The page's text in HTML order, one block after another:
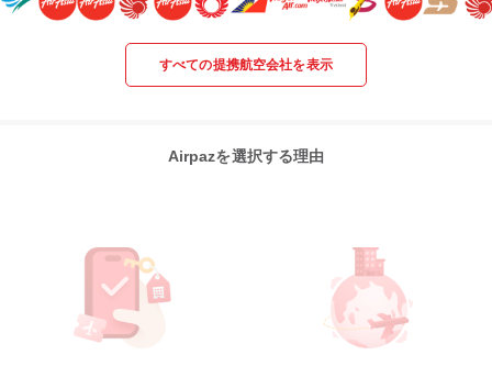
すべての提携航空会社を表示
Airpazを選択する理由